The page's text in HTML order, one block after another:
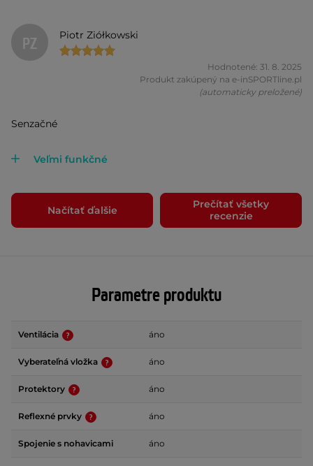
PZ Piotr Ziółkowski
Hodnotené: 31. 8. 2025
Produkt zakúpený na e-inSPORTline.pl
(automaticky preložené)
Senzačné
Veľmi funkčné
Načítať ďalšie
Prečítať všetky
recenzie
Parametre produktu
Ventilácia áno
Vyberateľná vložka áno
Protektory áno
Reflexné prvky áno
Spojenie s nohavicami áno